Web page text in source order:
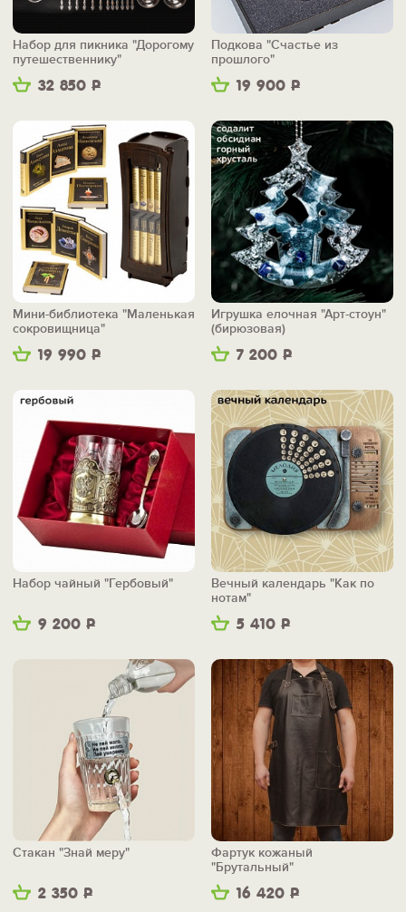
32 850 Р
Набор для пикника "Дорогому
путешественнику"
19 900 Р
Подкова "Счастье из
прошлого"
19 990 Р
Мини-библиотека "Маленькая
сокровищница"
7 200 Р
Игрушка елочная "Арт-стоун"
(бирюзовая)
9 200 Р
Набор чайный "Гербовый"
5 410 Р
Вечный календарь "Как по
нотам"
2 350 Р
Стакан "Знай меру"
16 420 Р
Фартук кожаный
"Брутальный"